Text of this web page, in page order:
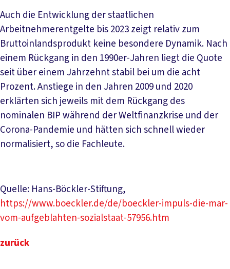
Auch die Entwicklung der staatlichen
Arbeitnehmerentgelte bis 2023 zeigt relativ zum
Bruttoinlandsprodukt keine besondere Dynamik. Nach
einem Rückgang in den 1990er-Jahren liegt die Quote
seit über einem Jahrzehnt stabil bei um die acht
Prozent. Anstiege in den Jahren 2009 und 2020
erklärten sich jeweils mit dem Rückgang des
nominalen BIP während der Weltfinanzkrise und der
Corona-Pandemie und hätten sich schnell wieder
normalisiert, so die Fachleute.
Quelle: Hans-Böckler-Stiftung,
https://www.boeckler.de/de/boeckler-impuls-die-mar-
vom-aufgeblahten-sozialstaat-57956.htm
zurück